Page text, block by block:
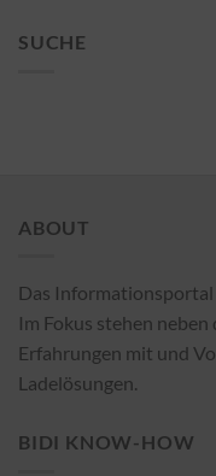
SUCHE
ABOUT
Das Informationsportal
Im Fokus stehen
Erfahrungen mit und
Ladelösungen.
BIDI KNOW-HOW